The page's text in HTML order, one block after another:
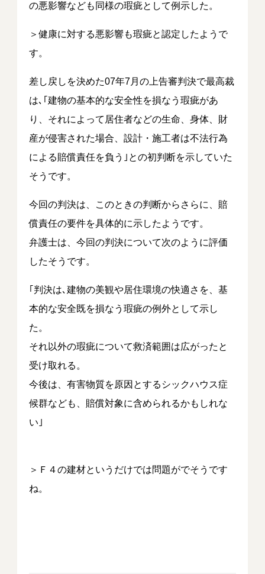
の悪影響なども同様の瑕疵として例示した。
＞健康に対する悪影響も瑕疵と認定したようで
す。
差し戻しを決めた07年7月の上告審判決で最高裁
は､｢建物の基本的な安全性を損なう瑕疵があ
り、それによって居住者などの生命、身体、財
産が侵害された場合、設計・施工者は不法行為
による賠償責任を負う｣との初判断を示していた
そうです。
今回の判決は、このときの判断からさらに、賠
償責任の要件を具体的に示したようです。
弁護士は、今回の判決について次のように評価
したそうです。
｢判決は､建物の美観や居住環境の快適さを、基
本的な安全既を損なう瑕疵の例外として示し
た。
それ以外の瑕疵について救済範囲は広がったと
受け取れる。
今後は、有害物質を原因とするシックハウス症
候群なども、賠償対象に含められるかもしれな
い｣
＞Ｆ４の建材というだけでは問題がでそうです
ね。